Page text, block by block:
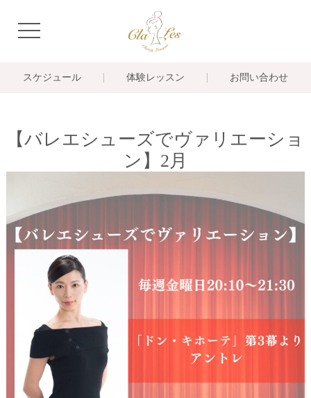
navigation
スケジュール 体験レッスン お問い合わせ
【バレエシューズでヴァリエーショ
ン】2月